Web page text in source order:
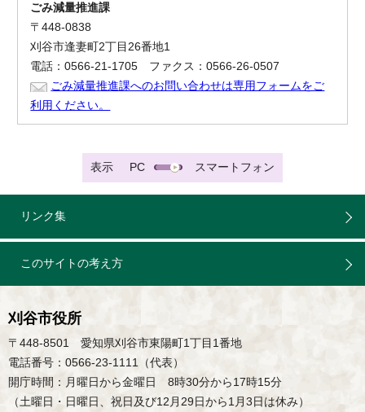
ごみ減量推進課
〒448-0838
刈谷市逢妻町2丁目26番地1
電話：0566-21-1705 ファクス：0566-26-0507
ごみ減量推進課へのお問い合わせは専用フォームをご
利用ください。
表示 PC スマートフォン
リンク集
このサイトの考え方
刈谷市役所
〒448-8501 愛知県刈谷市東陽町1丁目1番地
電話番号：0566-23-1111（代表）
開庁時間：月曜日から金曜日 8時30分から17時15分
（土曜日・日曜日、祝日及び12月29日から1月3日は休み）